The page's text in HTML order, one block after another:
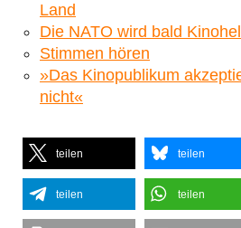
Land
Die NATO wird bald
Stimmen hören
»Das Kinopublikum
nicht«
teilen teilen
teilen teilen